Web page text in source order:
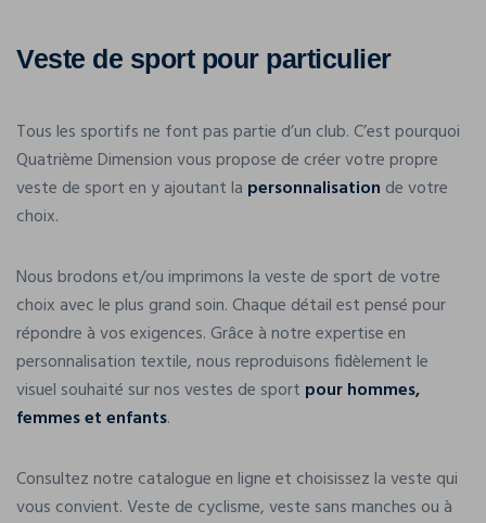
Veste de sport pour particulier
Tous les sportifs ne font pas partie d’un club. C’est pourquoi
Quatrième Dimension vous propose de créer votre propre
veste de sport en y ajoutant la personnalisation de votre
choix.
Nous brodons et/ou imprimons la veste de sport de votre
choix avec le plus grand soin. Chaque détail est pensé pour
répondre à vos exigences. Grâce à notre expertise en
personnalisation textile, nous reproduisons fidèlement le
visuel souhaité sur nos vestes de sport pour hommes,
femmes et enfants.
Consultez notre catalogue en ligne et choisissez la veste qui
vous convient. Veste de cyclisme, veste sans manches ou à